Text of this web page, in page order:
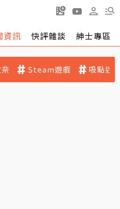
資訊 快評雜談 紳士專區
Steam遊戲 吸點迷